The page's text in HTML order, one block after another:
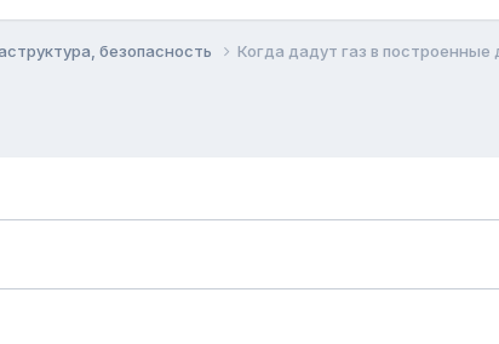
безопасность Когда дадут газ в построенные